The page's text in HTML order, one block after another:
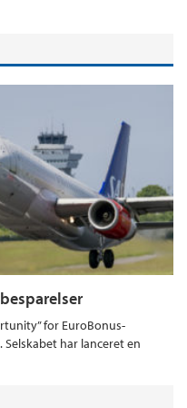
for EuroBonus-
har lanceret en